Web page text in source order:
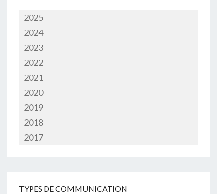
2025
2024
2023
2022
2021
2020
2019
2018
2017
TYPES DE COMMUNICATION